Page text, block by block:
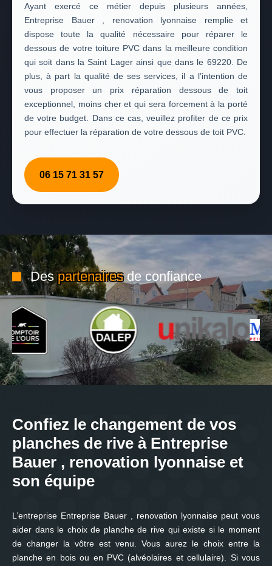
Ayant exercé ce métier depuis plusieurs années,
Entreprise Bauer , renovation lyonnaise remplie et
dispose toute la qualité nécessaire pour réparer le
dessous de votre toiture PVC dans la meilleure condition
qui soit dans la Saint Lager ainsi que dans le 69220. De
plus, à part la qualité de ses services, il a l’intention de
vous proposer un prix réparation dessous de toit
exceptionnel, moins cher et qui sera forcement à la porté
de votre budget. Dans ce cas, veuillez profiter de ce prix
pour effectuer la réparation de votre dessous de toit PVC.
06 15 71 31 57
Despartenairesde confiance
Confiez le changement de vos
planches de rive à Entreprise
Bauer , renovation lyonnaise et
son équipe
L’entreprise Entreprise Bauer , renovation lyonnaise peut vous
aider dans le choix de planche de rive qui existe si le moment
de changer la vôtre est venu. Vous aurez le choix entre la
planche en bois ou en PVC (alvéolaires et cellulaire). Si vous